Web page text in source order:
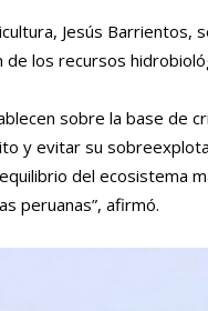
Jesús
de los recursos
sobre la base de
y evitar su
del ecosistema
peruanas”, afirmó.